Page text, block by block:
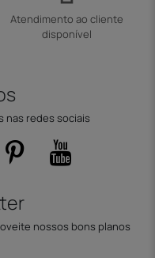
Atendimento ao cliente
disponível
nas redes sociais
nossos bons planos